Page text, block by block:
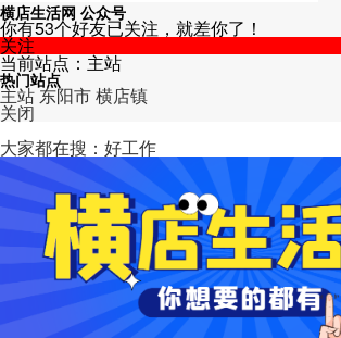
横店生活网 公众号
你有53个好友已关注，就差你了！
关注
当前站点：主站
热门站点
主站东阳市横店镇
关闭
主站
大家都在搜：好工作